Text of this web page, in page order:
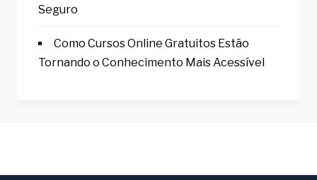
Seguro
Como Cursos Online Gratuitos Estão
Tornando o Conhecimento Mais Acessível